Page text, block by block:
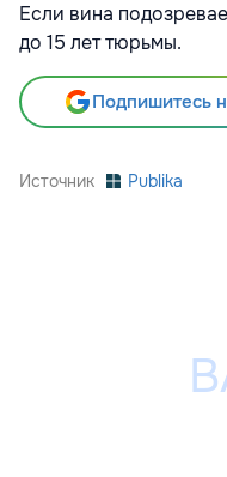
Если вина
до 15 лет тюрьмы.
Подпишитесь
Источник Publika